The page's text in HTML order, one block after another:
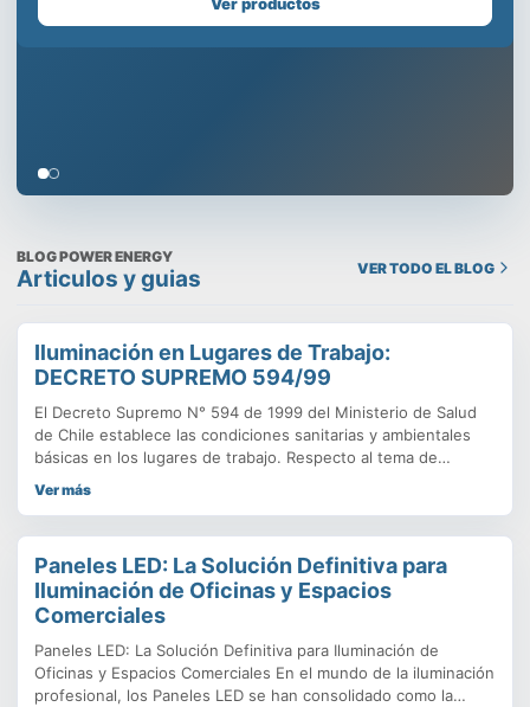
productos como campanas LED industriales, paneles led para
BLOG POWER ENERGY
Articulos y guias VER TODO EL BLOG
Iluminación en Lugares de Trabajo:
DECRETO SUPREMO 594/99
El Decreto Supremo N° 594 de 1999 del Ministerio de Salud
de Chile establece las condiciones sanitarias y ambientales
básicas en los lugares de trabajo. Respecto al tema de
iluminación, este decreto establece requisitos específicos
Ver más
Paneles LED: La Solución Definitiva para
Iluminación de Oficinas y Espacios
Comerciales
Paneles LED: La Solución Definitiva para Iluminación de
Oficinas y Espacios Comerciales En el mundo de la iluminación
profesional, los Paneles LED se han consolidado como la